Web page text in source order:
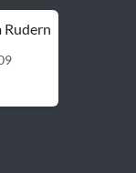
Rudern